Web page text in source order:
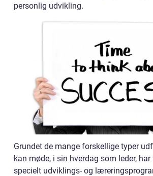
personlig udvikling.
Grundet de mange forskellige typer
kan møde, i sin hverdag som leder,
specielt udviklings- og